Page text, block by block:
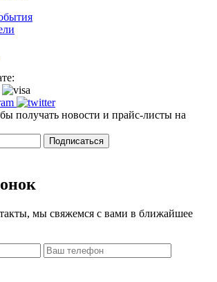
получать новости и прайс-листы на
Подписаться
мы свяжемся с вами в ближайшее